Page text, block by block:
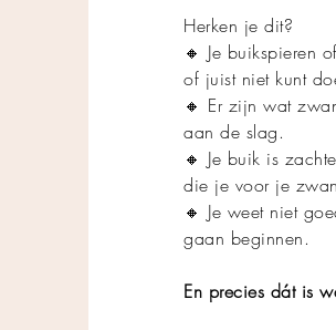
Herken je dit?
🔸 Je buikspieren
of juist niet kunt
🔸 Er zijn wat
aan de slag.
🔸 Je buik is
die je voor je
🔸 Je weet niet
gaan beginnen.
En precies dát is